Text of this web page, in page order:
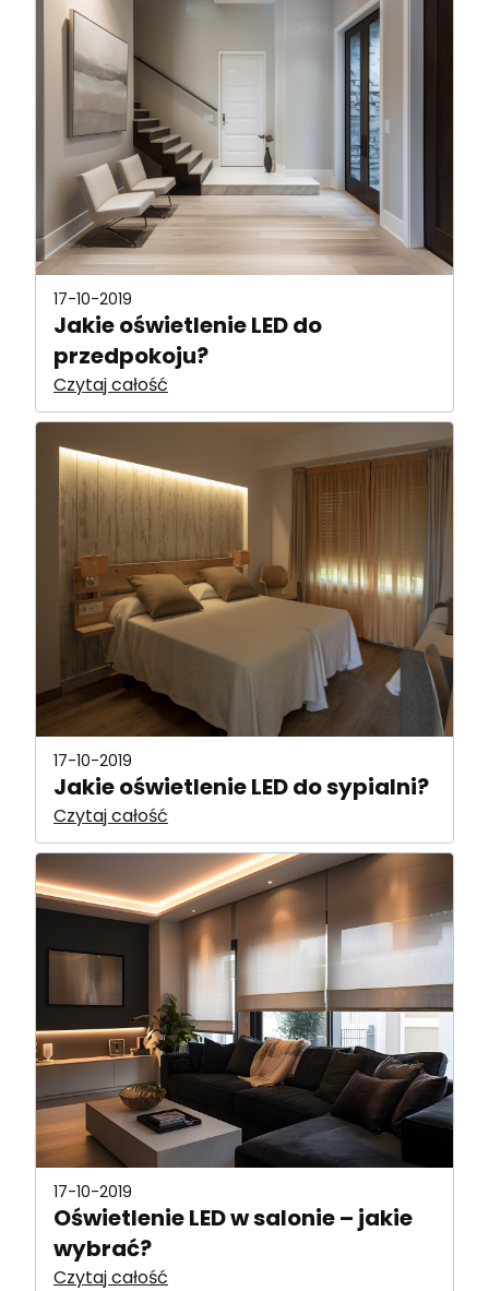
17-10-2019
Jakie oświetlenie LED do
przedpokoju?
Czytaj całość
17-10-2019
Jakie oświetlenie LED do sypialni?
Czytaj całość
17-10-2019
Oświetlenie LED w salonie – jakie
wybrać?
Czytaj całość